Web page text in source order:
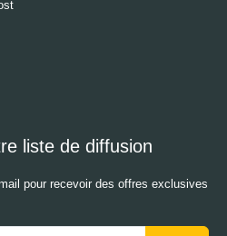
liste de diffusion
pour recevoir des offres exclusives